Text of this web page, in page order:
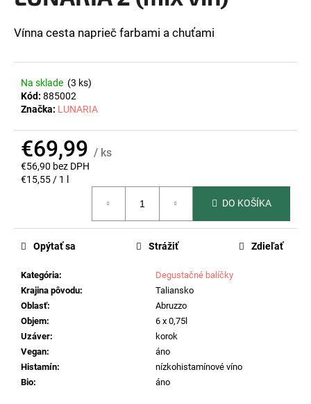
hviezdičiek.
Vínna cesta naprieč farbami a chuťami
Na sklade (3 ks)
Kód: 885002
Značka: LUNARIA
€69,99 / ks
€56,90 bez DPH
Jednotková
€15,55 / 1 l
DO KOŠÍKA
Kategória:
Degustačné balíčky
Krajina pôvodu:
Taliansko
Oblasť:
Abruzzo
Objem:
6 x 0,75l
Uzáver:
korok
Vegan:
áno
Histamín:
nízkohistamínové víno
Bio: áno
Opýtať sa Strážiť Zdieľať
j
?
p
o
ú
a
m
e